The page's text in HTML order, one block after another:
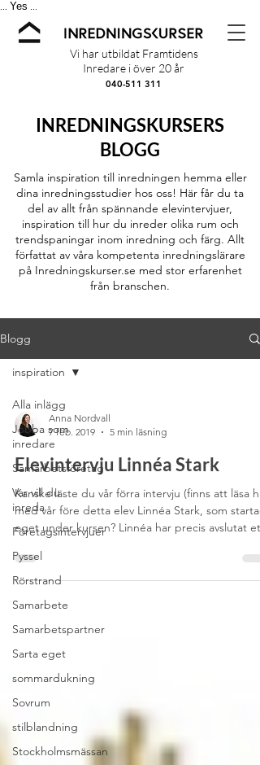
Yes
Vi har utbildat Framtidens
Inredare i över 20 år
040-511 311
INREDNINGSKURSERS
BLOGG
Samla inspiration till inredningen hemma eller
dina inredningsstudier hos oss! Här får du ta
del av allt från spännande elevintervjuer,
inspiration till hur du inreder olika rum och
trendspaningar inom inredning och färg. Allt
författat av våra kompetenta inredningslärare
på Inredningskurser.se med stor erfarenhet
från branschen.
Blogg
Alla inlägg
Jobba som
inredare
Samarbetsföretag
Var vill du
inreda
Företagsintervjuer
Pyssel
Rörstrand
Samarbete
Samarbetspartner
Sarta eget
sommardukning
Sovrum
stilblandning
Stockholmsmässan
inspiration
Anna Nordvall
7 feb. 2019
5 min läsning
Elevintervju Linnéa Stark
Kanske läste du vår förra intervju (finns att läsa
med vår före detta elev Linnéa Stark, som
eget under kursen? Linnéa har precis avslutat ett
henne igen för att se hur det har gått! Hej
berätta lite om vem du är, vad du gör… Read